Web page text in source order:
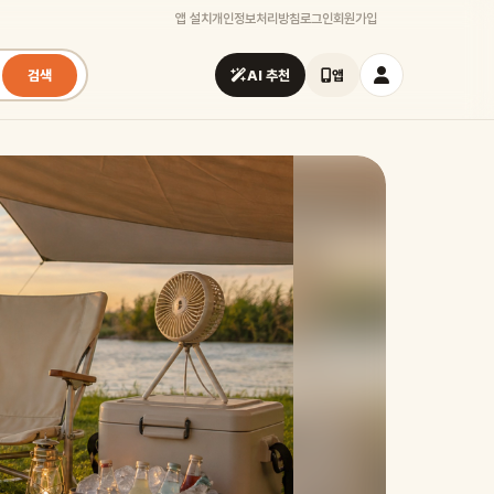
앱 설치 개인정보처리방침로그인회원가입
검색 AI 추천 앱